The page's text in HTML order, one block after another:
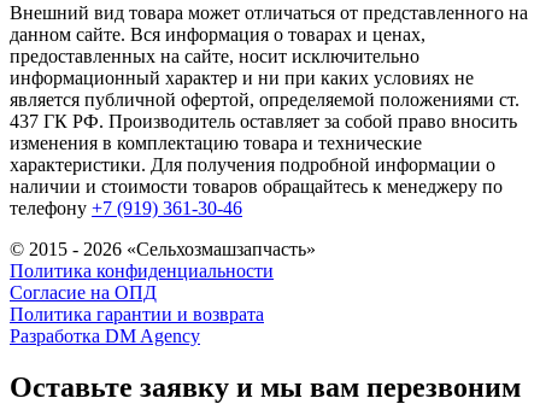
Внешний вид товара может отличаться от представленного на
данном сайте. Вся информация о товарах и ценах,
предоставленных на сайте, носит исключительно
информационный характер и ни при каких условиях не
является публичной офертой, определяемой положениями ст.
437 ГК РФ. Производитель оставляет за собой право вносить
изменения в комплектацию товара и технические
характеристики. Для получения подробной информации о
наличии и стоимости товаров обращайтесь к менеджеру по
телефону +7 (919) 361-30-46
© 2015 - 2026 «Сельхозмашзапчасть»
Политика конфиденциальности
Согласие на ОПД
Политика гарантии и возврата
Разработка DM Agency
Оставьте заявку и мы вам перезвоним